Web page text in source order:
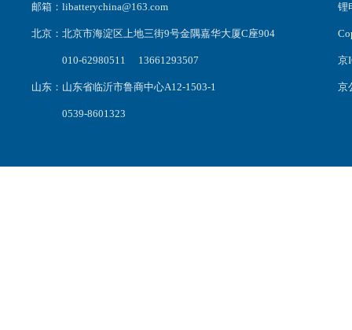
邮箱：libatterychina@163.com
北京：北京市海淀区上地三街9号金隅嘉华大厦C座904
010-62980511 13661293507
山东：山东省临沂市鲁商中心A12-1503-1
0539-8601323
锂
京
京